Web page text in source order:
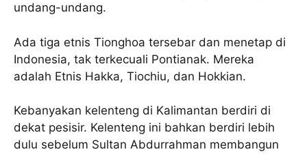
undang-undang.
Ada tiga etnis Tionghoa tersebar dan menetap di
Indonesia, tak terkecuali Pontianak. Mereka
adalah Etnis Hakka, Tiochiu, dan Hokkian.
Kebanyakan kelenteng di Kalimantan berdiri di
dekat pesisir. Kelenteng ini bahkan berdiri lebih
dulu sebelum Sultan Abdurrahman membangun